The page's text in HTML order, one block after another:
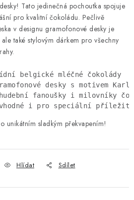
Tato jedinečná pochoutka spojuje
pro kvalitní čokoládu. Pečlivě
v designu gramofonové desky je
také stylovým dárkem pro všechny
belgické mléčné čokolády
desky s motivem
fanoušky i milovníky
vhodné i pro speciální
unikátním sladkým překvapením!
Hlídat Sdílet